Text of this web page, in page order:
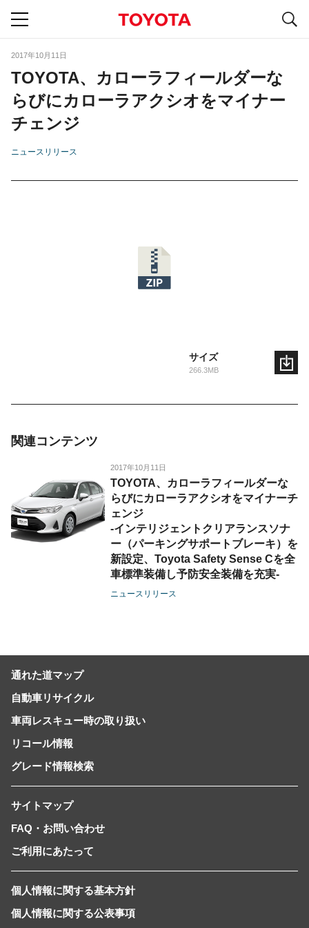
2017年10月11日
TOYOTA、カローラフィールダーな
らびにカローラアクシオをマイナー
チェンジ
ニュースリリース
サイズ
266.3MB
関連コンテンツ
2017年10月11日
TOYOTA、カローラフィールダーな
らびにカローラアクシオをマイナーチ
ェンジ
-インテリジェントクリアランスソナ
ー（パーキングサポートブレーキ）を
新設定、Toyota Safety Sense Cを全
車標準装備し予防安全装備を充実-
ニュースリリース
通れた道マップ
自動車リサイクル
車両レスキュー時の取り扱い
リコール情報
グレード情報検索
サイトマップ
FAQ・お問い合わせ
ご利用にあたって
個人情報に関する基本方針
個人情報に関する公表事項